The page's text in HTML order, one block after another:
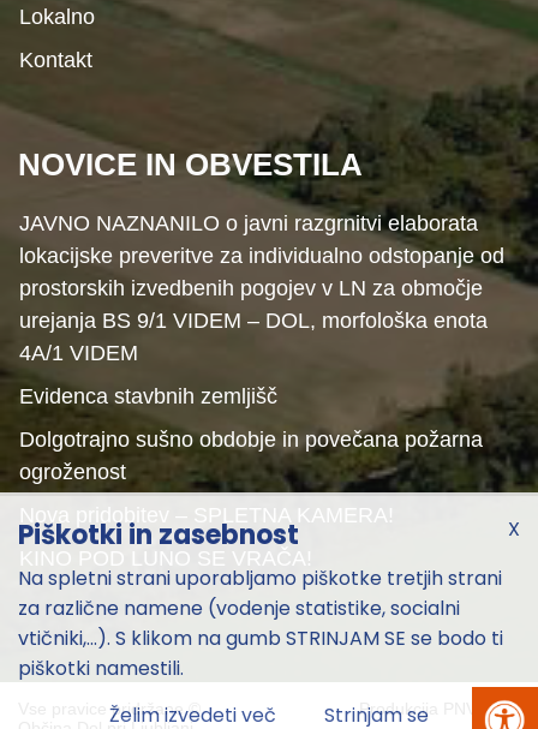
Lokalno
Kontakt
NOVICE IN OBVESTILA
JAVNO NAZNANILO o javni razgrnitvi elaborata
lokacijske preveritve za individualno odstopanje od
prostorskih izvedbenih pogojev v LN za območje
urejanja BS 9/1 VIDEM – DOL, morfološka enota
4A/1 VIDEM
Evidenca stavbnih zemljišč
Dolgotrajno sušno obdobje in povečana požarna
ogroženost
Nova pridobitev – SPLETNA KAMERA!
KINO POD LUNO SE VRAČA!
Vse pravice pridržane ©
Produkcija 2026
X
Piškotki in zasebnost
Na spletni strani uporabljamo piškotke tretjih strani
za različne namene (vodenje statistike, socialni
vtičniki,...). S klikom na gumb STRINJAM SE se bodo ti
piškotki namestili.
Želim izvedeti več
Strinjam se